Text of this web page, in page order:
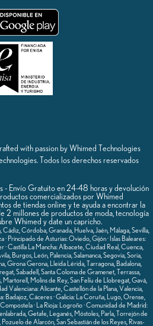
with passion by Whimed Technologies
Todos los derechos reservados
- Envío Gratuito en 24-48 horas y devolución
comercializados por Whimed
de tiendas online y te ayuda a encontrar la
2 millones de productos de moda, tecnología
Whimed y date un capricho.
Cádiz, Córdoba, Granada, Huelva, Jaén, Málaga, Sevilla,
· Principado de Asturias: Oviedo, Gijón · Islas Baleares:
· Castilla La Mancha: Albacete, Ciudad Real, Cuenca,
Burgos, León, Palencia, Salamanca, Segovia, Soria,
Girona Gerona, Lleida Lérida, Tarragona, Badalona,
Sabadell, Santa Coloma de Gramenet, Terrassa,
Molins de Rey, San Felíu de Llobregat, Gavá,
Valenciana: Alicante, Castellón de la Plana, Valencia,
Badajoz, Cáceres · Galicia: La Coruña, Lugo, Orense,
· La Rioja: Logroño · Comunidad de Madrid:
Getafe, Leganés, Móstoles, Parla, Torrejón de
de Alarcón, San Sebastián de los Reyes, Rivas-